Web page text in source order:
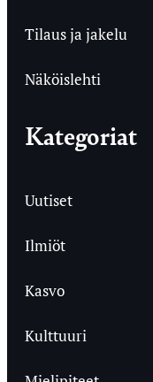
Tilaus ja jakelu
Näköislehti
Kategoriat
Uutiset
Ilmiöt
Kasvo
Kulttuuri